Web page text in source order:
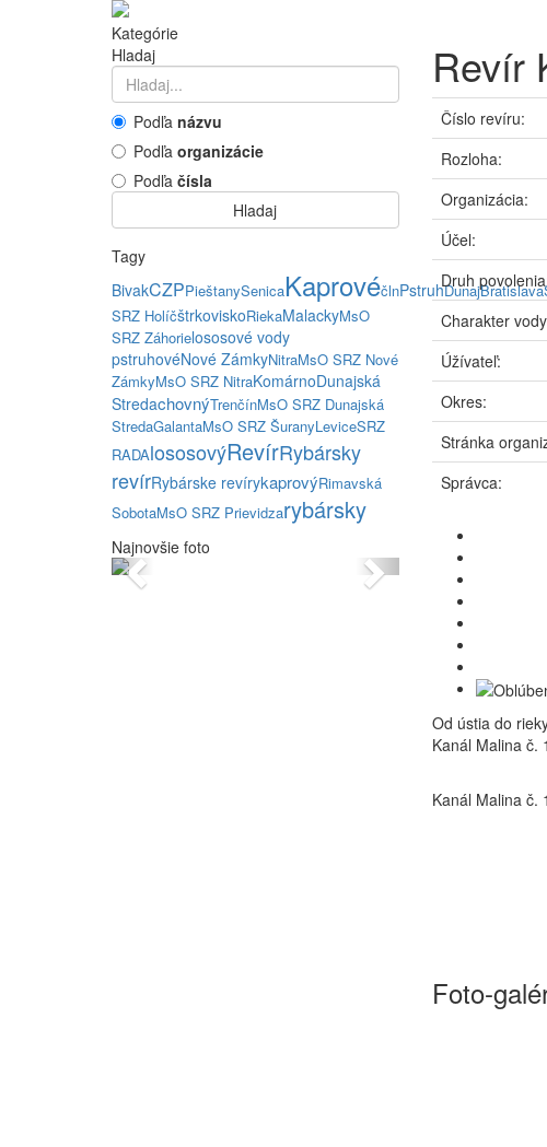
Kategórie
Hladaj
Podľa názvu
Podľa organizácie
Podľa čísla
Hladaj
Tagy
BivakCZPPieštanySenicaKaprovéčlnPstruhDunajBratislava
SRZ HolíčštrkoviskoRiekaMalackyMsO
SRZ Záhorielososové vody
pstruhovéNové ZámkyNitraMsO SRZ Nové
ZámkyMsO SRZ NitraKomárnoDunajská
StredachovnýTrenčínMsO SRZ Dunajská
StredaGalantaMsO SRZ ŠuranyLeviceSRZ
RADAlososovýRevírRybársky
revírRybárske revírykaprovýRimavská
SobotaMsO SRZ Prievidzarybársky
Najnovšie foto
Previous Next
Revír
Číslo revíru:
Rozloha:
Organizácia:
Účel:
Druh
Charakter
Úžívateľ:
Okres:
Stránka
Správca:
Od ústia do
Kanál Malina č.
Kanál Malina č. 1
Foto-